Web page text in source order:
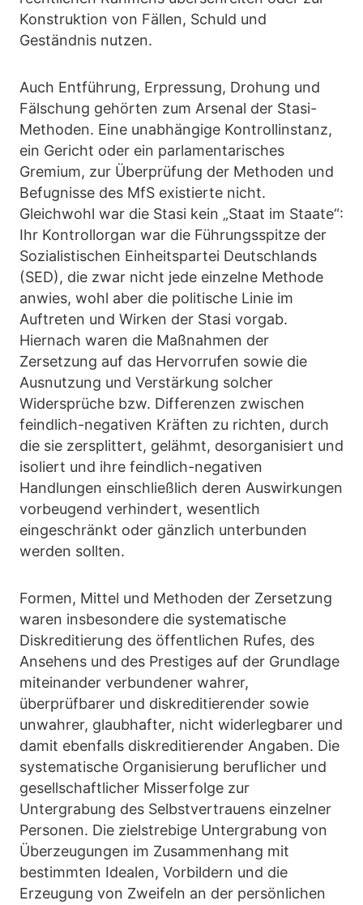
Konstruktion von Fällen, Schuld und
Geständnis nutzen.
Auch Entführung, Erpressung, Drohung und
Fälschung gehörten zum Arsenal der Stasi-
Methoden. Eine unabhängige Kontrollinstanz,
ein Gericht oder ein parlamentarisches
Gremium, zur Überprüfung der Methoden und
Befugnisse des MfS existierte nicht.
Gleichwohl war die Stasi kein „Staat im Staate“:
Ihr Kontrollorgan war die Führungsspitze der
Sozialistischen Einheitspartei Deutschlands
(SED), die zwar nicht jede einzelne Methode
anwies, wohl aber die politische Linie im
Auftreten und Wirken der Stasi vorgab.
Hiernach waren die Maßnahmen der
Zersetzung auf das Hervorrufen sowie die
Ausnutzung und Verstärkung solcher
Widersprüche bzw. Differenzen zwischen
feindlich-negativen Kräften zu richten, durch
die sie zersplittert, gelähmt, desorganisiert und
isoliert und ihre feindlich-negativen
Handlungen einschließlich deren Auswirkungen
vorbeugend verhindert, wesentlich
eingeschränkt oder gänzlich unterbunden
werden sollten.
Formen, Mittel und Methoden der Zersetzung
waren insbesondere die systematische
Diskreditierung des öffentlichen Rufes, des
Ansehens und des Prestiges auf der Grundlage
miteinander verbundener wahrer,
überprüfbarer und diskreditierender sowie
unwahrer, glaubhafter, nicht widerlegbarer und
damit ebenfalls diskreditierender Angaben. Die
systematische Organisierung beruflicher und
gesellschaftlicher Misserfolge zur
Untergrabung des Selbstvertrauens einzelner
Personen. Die zielstrebige Untergrabung von
Überzeugungen im Zusammenhang mit
bestimmten Idealen, Vorbildern und die
Erzeugung von Zweifeln an der persönlichen